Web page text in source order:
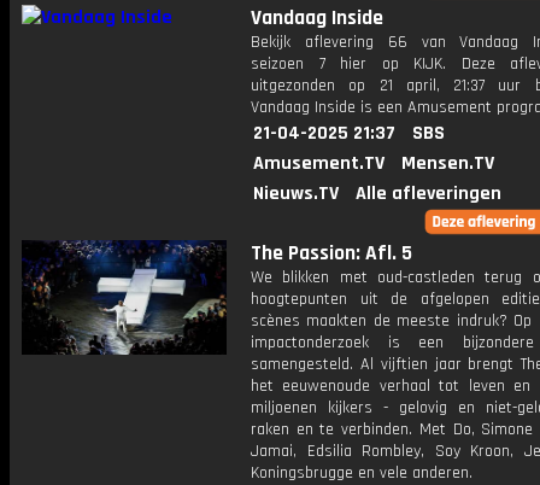
Vandaag Inside
Bekijk aflevering 66 van Vandaag
seizoen 7 hier op KIJK. Deze
uitgezonden op 21 april, 21:37 uur
Vandaag Inside is een Amusement
21-04-2025 21:37
SBS
Amusement.TV
Mensen.TV
Nieuws.TV
Alle afleveringen
The Passion: Afl. 5
We blikken met oud-castleden terug
hoogtepunten uit de afgelopen
scènes maakten de meeste indruk? Op
impactonderzoek is een
samengesteld. Al vijftien jaar brengt
het eeuwenoude verhaal tot leven
miljoenen kijkers - gelovig en niet-
raken en te verbinden. Met Do, Simone
Jamai, Edsilia Rombley, Soy Kroon,
Koningsbrugge en vele anderen.